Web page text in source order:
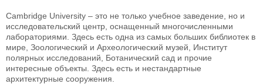
Cambridge University – это не только учебное заведение, но и
исследовательский центр, оснащенный многочисленными
лабораториями. Здесь есть одна из самых больших библиотек в
мире, Зоологический и Археологический музей, Институт
полярных исследований, Ботанический сад и прочие
интересные объекты. Здесь есть и нестандартные
архитектурные сооружения.